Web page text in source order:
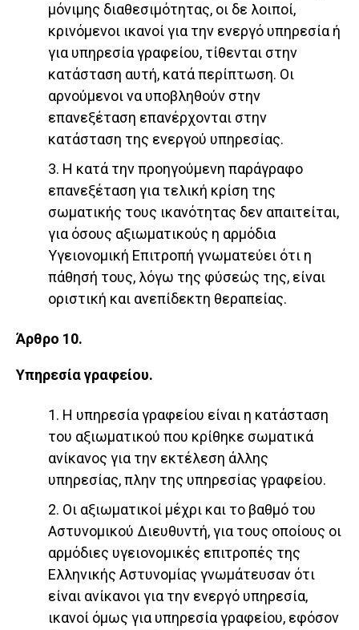
μόνιμης διαθεσιμότητας, οι δε λοιποί,
κρινόμενοι ικανοί για την ενεργό υπηρεσία ή
για υπηρεσία γραφείου, τίθενται στην
κατάσταση αυτή, κατά περίπτωση. Οι
αρνούμενοι να υποβληθούν στην
επανεξέταση επανέρχονται στην
κατάσταση της ενεργού υπηρεσίας.
3. Η κατά την προηγούμενη παράγραφο
επανεξέταση για τελική κρίση της
σωματικής τους ικανότητας δεν απαιτείται,
για όσους αξιωματικούς η αρμόδια
Υγειονομική Επιτροπή γνωματεύει ότι η
πάθησή τους, λόγω της φύσεώς της, είναι
οριστική και ανεπίδεκτη θεραπείας.
Άρθρο 10.
Υπηρεσία γραφείου.
1. Η υπηρεσία γραφείου είναι η κατάσταση
του αξιωματικού που κρίθηκε σωματικά
ανίκανος για την εκτέλεση άλλης
υπηρεσίας, πλην της υπηρεσίας γραφείου.
2. Οι αξιωματικοί μέχρι και το βαθμό του
Αστυνομικού Διευθυντή, για τους οποίους οι
αρμόδιες υγειονομικές επιτροπές της
Ελληνικής Αστυνομίας γνωμάτευσαν ότι
είναι ανίκανοι για την ενεργό υπηρεσία,
ικανοί όμως για υπηρεσία γραφείου, εφόσον